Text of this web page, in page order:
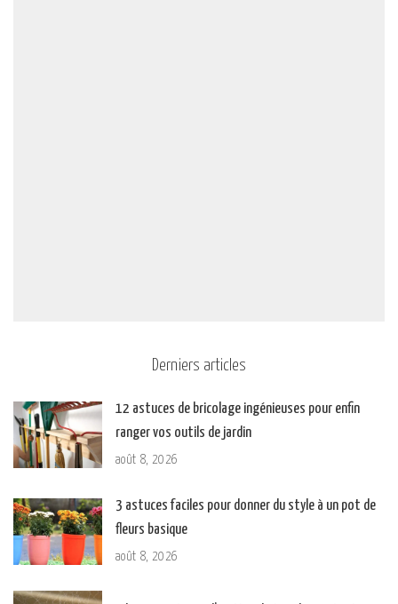
Derniers articles
12 astuces de bricolage ingénieuses pour enfin
ranger vos outils de jardin
août 8, 2026
3 astuces faciles pour donner du style à un pot de
fleurs basique
août 8, 2026